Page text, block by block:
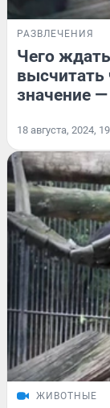
РАЗВЛЕЧЕНИЯ
Чего
высчитать
значение
18 августа, 2024,
ЖИВОТНЫЕ